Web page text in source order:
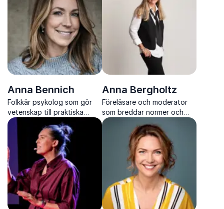
och handlingskraft
Anna Bennich
Folkkär psykolog som gör
vetenskap till praktiska
verktyg för arbetsliv och
Anna Bergholtz
Föreläsare och moderator
som breddar normer och
skapar verklig inkludering